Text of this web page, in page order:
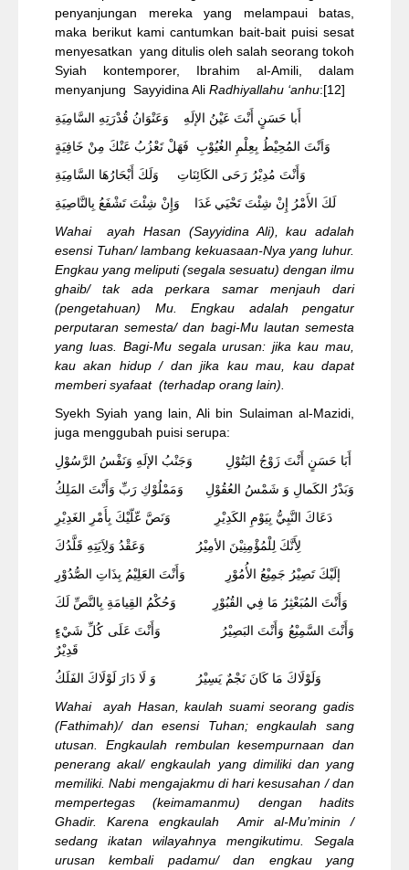
penyanjungan mereka yang melampaui batas,
maka berikut kami cantumkan bait-bait puisi sesat
menyesatkan yang ditulis oleh salah seorang tokoh
Syiah kontemporer, Ibrahim al-Amili, dalam
menyanjung Sayyidina Ali Radhiyallahu ‘anhu:[12]
أَبا حَسَنٍ أَنْتَ عَيْنُ الإلَهِ وَعَنْوَانُ قُدْرَتِهِ السَّامِيَةِ
وَاَنْتَ المُحِيْطُ بِعِلْمِ الغُيُوْبِ فَهَلْ تَعْزُبُ عَنْكَ مِنْ خَافِيَةٍ
وَأَنْتَ مُدِيْرُ رَحَى الكَائِنَاتِ وَلَكَ أَبْحَارُهَا السَّامِيَةِ
لَكَ الأَمْرُ إِنْ شِئْتَ تَحْيَي غَدَا وَإِنْ شِئْتَ تَشْفَعُ بِالنَّاصِيَةِ
Wahai ayah Hasan (Sayyidina Ali), kau adalah
esensi Tuhan/ lambang kekuasaan-Nya yang luhur.
Engkau yang meliputi (segala sesuatu) dengan ilmu
ghaib/ tak ada perkara samar menjauh dari
(pengetahuan) Mu. Engkau adalah pengatur
perputaran semesta/ dan bagi-Mu lautan semesta
yang luas. Bagi-Mu segala urusan: jika kau mau,
kau akan hidup / dan jika kau mau, kau dapat
memberi syafaat (terhadap orang lain).
Syekh Syiah yang lain, Ali bin Sulaiman al-Mazidi,
juga menggubah puisi serupa:
أَبَا حَسَنٍ أَنْتَ زَوْجُ البَتُوْلِ وَجَنْبُ الإلَهِ وَنَفْسُ الرَّسُوْلِ
وَبَدْرُ الكَمالِ وَ شَمْسُ العُقُوْلِ وَمَمْلُوْكِ رَبِّ وَأَنْتَ المَلِكُ
دَعَاكَ النَّبِيُّ بِيَوْمِ الكَدِيْرِ وَنَصَّ عّلّيْكَ بِأَمْرِ الغَدِيْرِ
لِأَنَّكَ لِلْمُؤْمِنِيْنَ الأمِيْرُ وَعَقْدُ وَلِاَيَتِهِ قَلَّدُكَ
إلَيْكَ تَصِيْرُ جَمِيْعُ الأُمُوْرِ وَأَنْتَ العَلِيْمُ بِذَاتِ الصُّدُوْرِ
وَأَنْتَ المُبَعْثِرُ مَا فِي القُبُوْرِ وَحُكْمُ القِيامَةِ بِالنَّصِّ لَكَ
وَأَنْتَ السَّمِيْعُ وَأَنْتَ البَصِيْرُ وَأَنْتَ عَلَى كُلِّ شَيْءٍ
قَدِيْرٌ
وَلَوْلَاكَ مَا كَانَ نَجْمٌ يَسِيْرُ وَ لَا دَارَ لَوْلَاكَ الفَلَكُ
Wahai ayah Hasan, kaulah suami seorang gadis
(Fathimah)/ dan esensi Tuhan; engkaulah sang
utusan. Engkaulah rembulan kesempurnaan dan
penerang akal/ engkaulah yang dimiliki dan yang
memiliki. Nabi mengajakmu di hari kesusahan / dan
mempertegas (keimamanmu) dengan hadits
Ghadir. Karena engkaulah Amir al-Mu’minin /
sedang ikatan wilayahnya mengikutimu. Segala
urusan kembali padamu/ dan engkau yang